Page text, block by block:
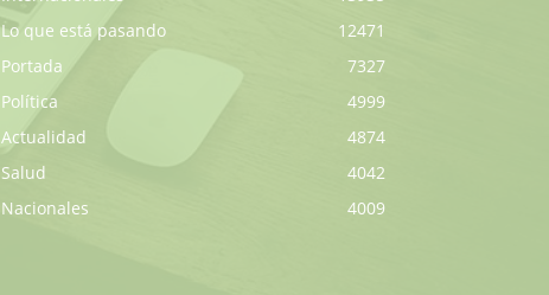
Lo que está pasando
12471
Portada
7327
Política
4999
Actualidad
4874
Salud
4042
Nacionales
4009